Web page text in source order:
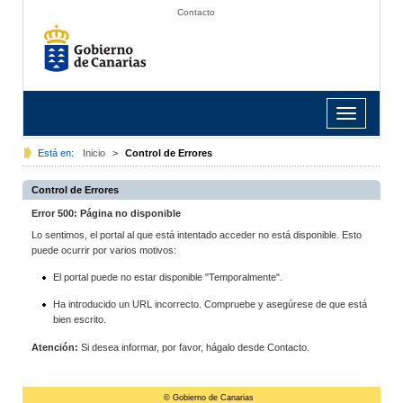
Contacto
Toggle
navigation
Está en: Inicio > Control de Errores
Control de Errores
Error 500: Página no disponible
Lo sentimos, el portal al que está intentado acceder no está disponible. Esto
puede ocurrir por varios motivos:
El portal puede no estar disponible "Temporalmente".
Ha introducido un URL incorrecto. Compruebe y asegúrese de que está
bien escrito.
Atención: Si desea informar, por favor, hágalo desde Contacto.
© Gobierno de Canarias